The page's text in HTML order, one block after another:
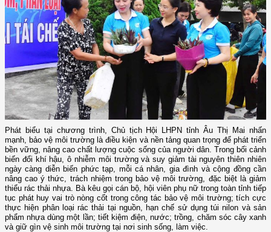
Phát biểu tại chương trình, Chủ tịch Hội LHPN tỉnh Âu Thị Mai nhấn
mạnh, bảo vệ môi trường là điều kiện và nền tảng quan trọng để phát triển
bền vững, nâng cao chất lượng cuộc sống của người dân. Trong bối cảnh
biến đổi khí hậu, ô nhiễm môi trường và suy giảm tài nguyên thiên nhiên
ngày càng diễn biến phức tạp, mỗi cá nhân, gia đình và cộng đồng cần
nâng cao ý thức, trách nhiệm trong bảo vệ môi trường, đặc biệt là giảm
thiểu rác thải nhựa. Bà kêu gọi cán bộ, hội viên phụ nữ trong toàn tỉnh tiếp
tục phát huy vai trò nòng cốt trong công tác bảo vệ môi trường; tích cực
thực hiện phân loại rác thải tại nguồn, hạn chế sử dụng túi nilon và sản
phẩm nhựa dùng một lần; tiết kiệm điện, nước; trồng, chăm sóc cây xanh
và giữ gìn vệ sinh môi trường tại nơi sinh sống, làm việc.